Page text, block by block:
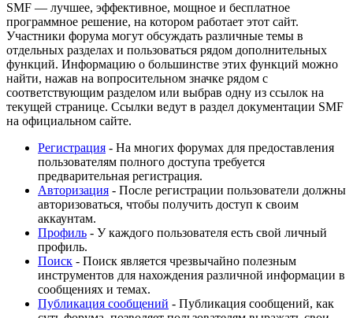
SMF — лучшее, эффективное, мощное и бесплатное
программное решение, на котором работает этот сайт.
Участники форума могут обсуждать различные темы в
отдельных разделах и пользоваться рядом дополнительных
функций. Информацию о большинстве этих функций можно
найти, нажав на вопросительном значке рядом с
соответствующим разделом или выбрав одну из ссылок на
текущей странице. Ссылки ведут в раздел документации SMF
на официальном сайте.
Регистрация - На многих форумах для предоставления
пользователям полного доступа требуется
предварительная регистрация.
Авторизация - После регистрации пользователи должны
авторизоваться, чтобы получить доступ к своим
аккаунтам.
Профиль - У каждого пользователя есть свой личный
профиль.
Поиск - Поиск является чрезвычайно полезным
инструментов для нахождения различной информации в
сообщениях и темах.
Публикация сообщений - Публикация сообщений, как